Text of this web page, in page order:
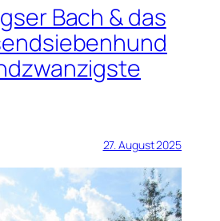
Bach & das
27. August 2025